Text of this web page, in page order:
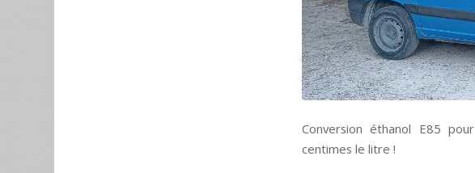
Conversion éthanol E85
centimes le litre !